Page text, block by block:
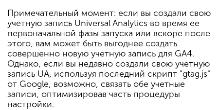
Примечательный момент: если вы создали свою
учетную запись Universal Analytics во время ее
первоначальной фазы запуска или вскоре после
этого, вам может быть выгоднее создать
совершенно новую учетную запись для GA4.
Однако, если вы недавно создали свою учетную
запись UA, используя последний скрипт "gtag.js"
от Google, возможно, связать обе учетные
записи, оптимизировав часть процедуры
настройки.